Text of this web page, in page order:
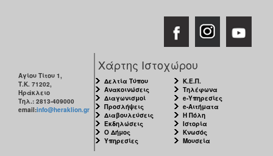
Αγίου Τίτου 1,
Τ.Κ. 71202,
Ηράκλειο
Τηλ.: 2813-409000
email:info@heraklion.gr
Χάρτης Ιστοχώρου
Δελτία Τύπου
Ανακοινώσεις
Διαγωνισμοί
Προσλήψεις
Διαβουλεύσεις
Εκδηλώσεις
Ο Δήμος
Υπηρεσίες
Κ.Ε.Π.
Τηλέφωνα
e-Υπηρεσίες
e-Αιτήματα
Η Πόλη
Ιστορία
Κνωσός
Μουσεία